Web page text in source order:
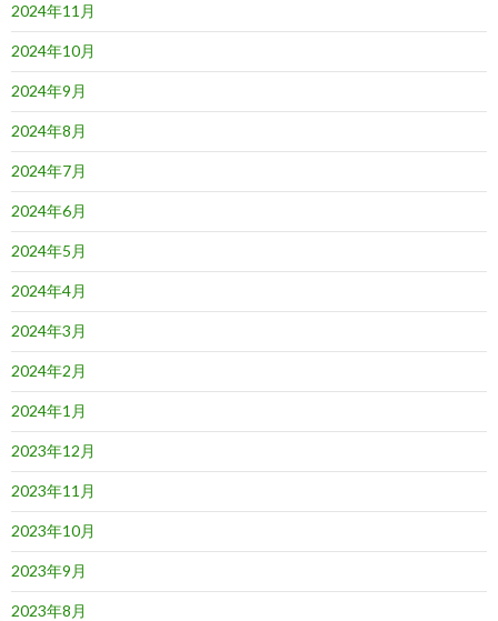
2024年11月
2024年10月
2024年9月
2024年8月
2024年7月
2024年6月
2024年5月
2024年4月
2024年3月
2024年2月
2024年1月
2023年12月
2023年11月
2023年10月
2023年9月
2023年8月